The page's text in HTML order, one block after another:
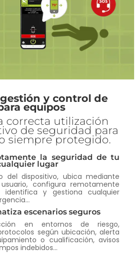
y control de
equipos
correcta utilización
de seguridad para
siempre protegido.
la seguridad de tu
lugar
del dispositivo, ubica mediante
configura remotamente
identifica y gestiona cualquier
escenarios seguros
en entornos de riesgo,
según ubicación, alerta
o cualificación, avisos
indebidos…